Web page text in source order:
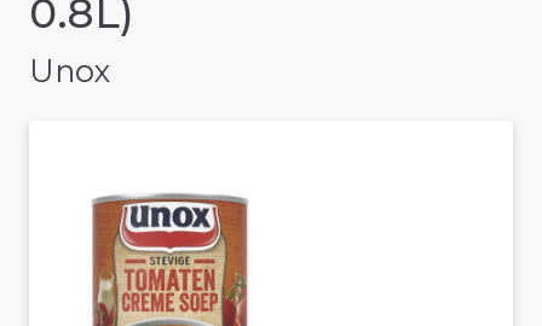
0.8L)
Unox